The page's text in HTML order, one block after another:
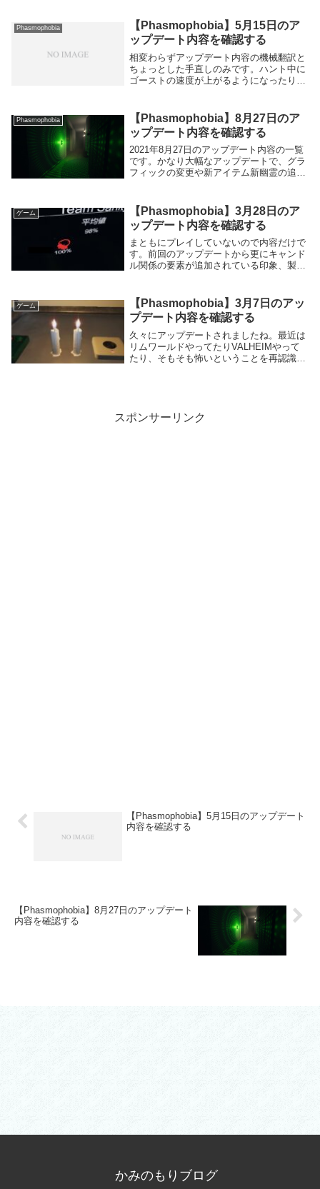
Phasmophobia
【Phasmophobia】5月15日のア
ップデート内容を確認する
相変わらずアップデート内容の機械翻訳と
ちょっとした手直しのみです。ハント中に
ゴーストの速度が上がるようになったり、
ようです。反面視界切りがしやすくなった
りもしている...
Phasmophobia
【Phasmophobia】8月27日のア
ップデート内容を確認する
2021年8月27日のアップデート内容の一覧
です。かなり大幅なアップデートで、グラ
フィックの変更や新アイテム新幽霊の追加
すらためらうレベル。相変わらず機械翻訳
を多少...
ゲーム
【Phasmophobia】3月28日のア
ップデート内容を確認する
まともにプレイしていないので内容だけで
す。前回のアップデートから更にキャンド
ル関係の要素が追加されている印象、製作
素・幽霊が近くにいて部屋の明かりが消え
ていれば、ロウ...
ゲーム
【Phasmophobia】3月7日のアッ
プデート内容を確認する
久々にアップデートされましたね。最近は
リムワールドやってたりVALHEIMやって
たり、そもそも怖いということを再認識し
スポンサーリンク
【Phasmophobia】5月15日のアップデート
内容を確認する
【Phasmophobia】8月27日のアップデート
内容を確認する
かみのもりブログ